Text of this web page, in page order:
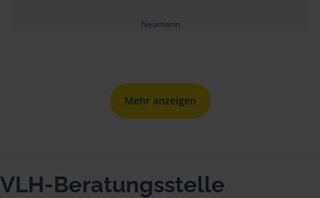
Neumann
Mehr anzeigen
VLH-Beratungsstelle